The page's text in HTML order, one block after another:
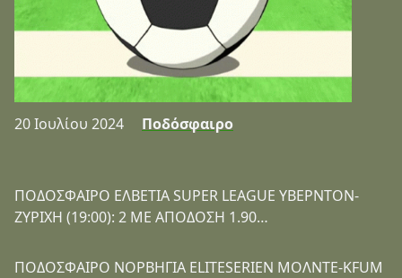
20 Ιουλίου 2024 Ποδόσφαιρο
ΠΟΔΟΣΦΑΙΡΟ ΕΛΒΕΤΙΑ SUPER LEAGUE ΥΒΕΡΝΤΟΝ-
ΖΥΡΙΧΗ (19:00): 2 ΜΕ ΑΠΟΔΟΣΗ 1.90…
ΠΟΔΟΣΦΑΙΡΟ ΝΟΡΒΗΓΙΑ ELITESERIEN ΜΟΛΝΤΕ-KFUM